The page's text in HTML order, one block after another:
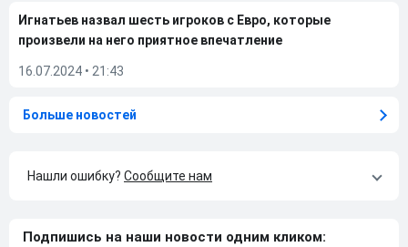
Игнатьев назвал шесть игроков с Евро, которые
произвели на него приятное впечатление
16.07.2024 • 21:43
Больше новостей
Нашли ошибку? Сообщите нам
Подпишись на наши новости одним кликом: